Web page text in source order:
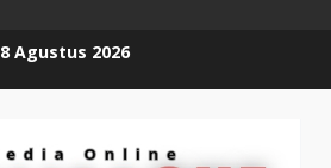
8 Agustus 2026